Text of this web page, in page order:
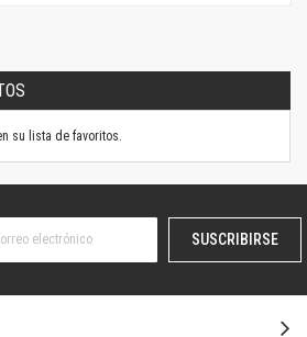
su lista de favoritos.
SUSCRIBIRSE